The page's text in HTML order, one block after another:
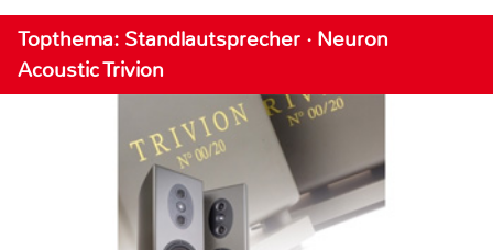
Topthema: Standlautsprecher · Neuron
Acoustic Trivion